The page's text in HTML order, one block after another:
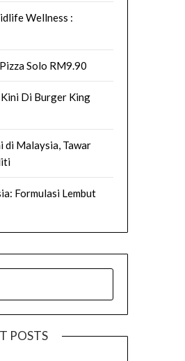
Wellness :
Solo RM9.90
Di Burger King
di Malaysia, Tawar
Formulasi Lembut
POSTS